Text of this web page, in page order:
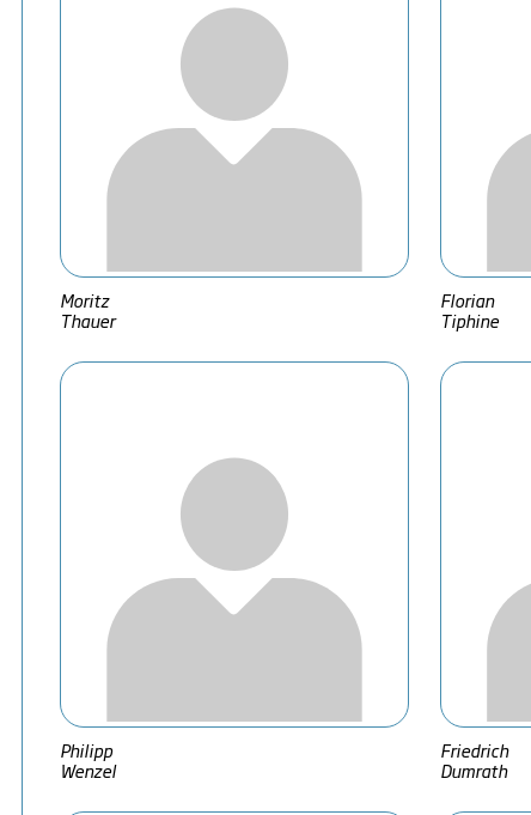
Moritz
Thauer
Florian
Tiphine
Philipp
Wenzel
Friedrich
Dumrath